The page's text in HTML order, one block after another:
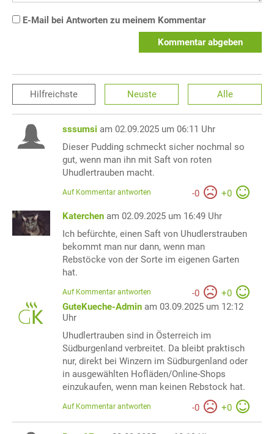
E-Mail bei Antworten zu meinem Kommentar
Kommentar abgeben
Hilfreichste Neuste Alle
sssumsi am 02.09.2025 um 06:11 Uhr
Dieser Pudding schmeckt sicher nochmal so
gut, wenn man ihn mit Saft von roten
Uhudlertrauben macht.
-0 +0
Auf Kommentar antworten
Katerchen am 02.09.2025 um 16:49 Uhr
Ich befürchte, einen Saft von Uhudlerstrauben
bekommt man nur dann, wenn man
Rebstöcke von der Sorte im eigenen Garten
hat.
-0 +0
Auf Kommentar antworten
GuteKueche-Admin am 03.09.2025 um 12:12
Uhr
Uhudlertrauben sind in Österreich im
Südburgenland verbreitet. Da bleibt praktisch
nur, direkt bei Winzern im Südburgenland oder
in ausgewählten Hofläden/Online-Shops
einzukaufen, wenn man keinen Rebstock hat.
-0 +0
Auf Kommentar antworten